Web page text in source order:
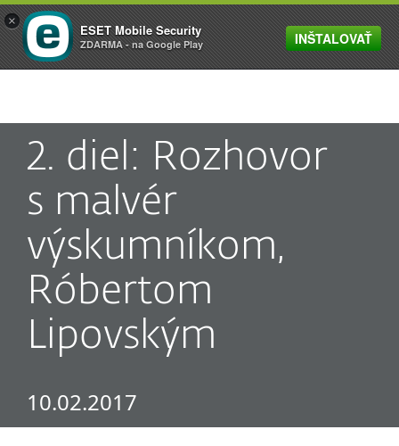
MENU
2. diel: Rozhovor
s malvér
výskumníkom,
Róbertom
Lipovským
10.02.2017
×
ESET Mobile Security
ZDARMA - na Google Play INŠTALOVAŤ